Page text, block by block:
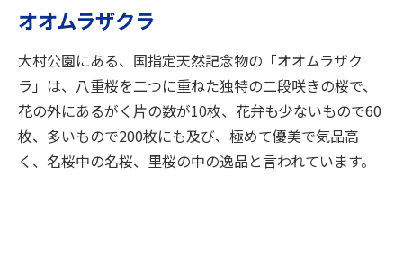
オオムラザクラ
大村公園にある、国指定天然記念物の「オオムラザク
ラ」は、八重桜を二つに重ねた独特の二段咲きの桜で、
花の外にあるがく片の数が10枚、花弁も少ないもので60
枚、多いもので200枚にも及び、極めて優美で気品高
く、名桜中の名桜、里桜の中の逸品と言われています。